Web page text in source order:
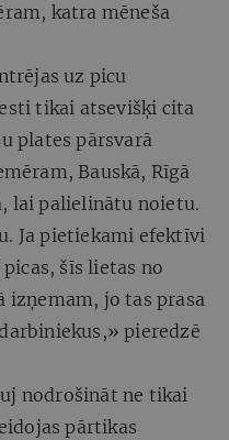
katra mēneša
uz picu
tikai atsevišķi cita
plates pārsvarā
Bauskā, Rīgā
lai palielinātu noietu.
Ja pietiekami efektīvi
šīs lietas no
izņemam, jo tas prasa
pieredzē
nodrošināt ne tikai
pārtikas